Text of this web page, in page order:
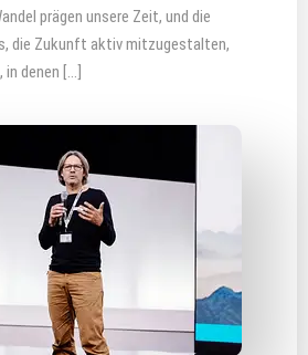
prägen unsere Zeit, und die
die Zukunft aktiv mitzugestalten,
in denen […]